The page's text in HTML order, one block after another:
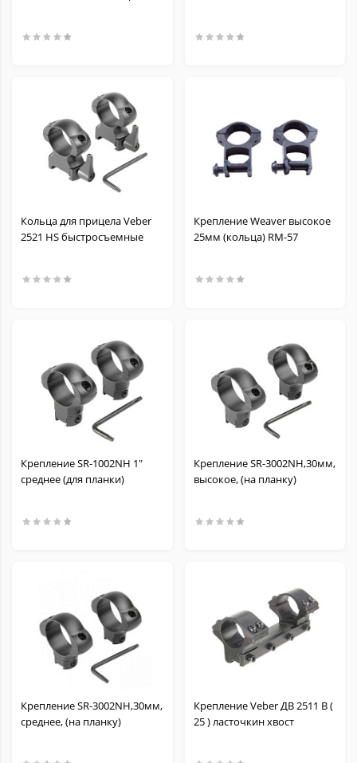
Кольца для прицела Veber
2521 HS быстросъемные
Крепление Weaver высокое
25мм (кольца) RM-57
Крепление SR-1002NH 1"
среднее (для планки)
Крепление SR-3002NH,30мм,
высокое, (на планку)
Крепление SR-3002NH,30мм,
среднее, (на планку)
Крепление Veber ДВ 2511 В (
25 ) ласточкин хвост